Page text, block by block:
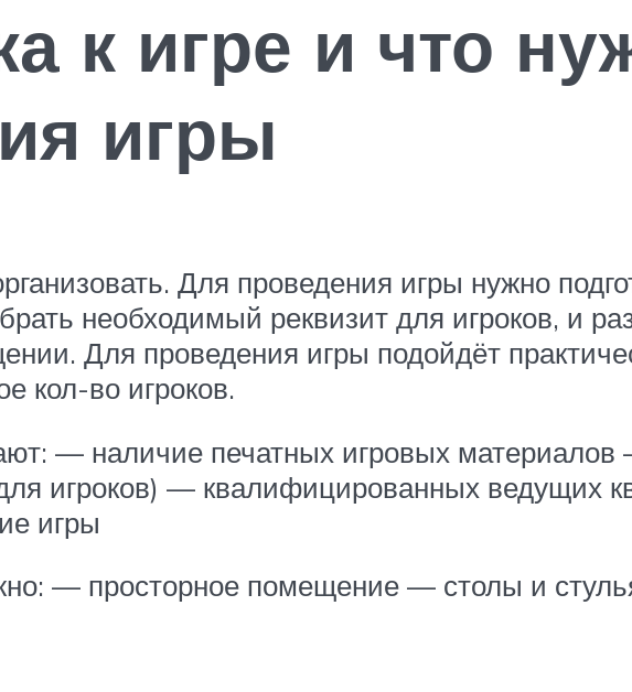
к игре и что
игры
Для проведения игры нужно
необходимый реквизит для игроков, и
Для проведения игры подойдёт
кол-во игроков.
— наличие печатных игровых материалов
игроков) — квалифицированных ведущих
игры
— просторное помещение — столы и